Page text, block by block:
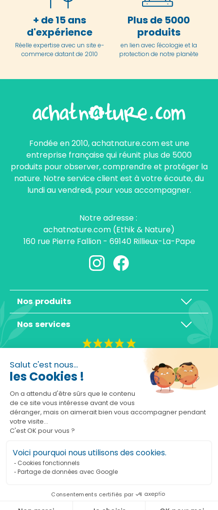
Salut c'est nous...
les Cookies !
On a attendu d'être sûrs que le contenu
de ce site vous intéresse avant de vous
déranger, mais on aimerait bien vous accompagner pendant
votre visite...
C'est OK pour vous ?
Voici pourquoi nous utilisons des cookies.
Cookies fonctionnels
Partage de données avec Google
Consentements certifiés parAjouter au panier
+ de 15 ans
d'expérience
Réelle expertise avec un site e-
commerce datant de 2010
Plus de 5000
produits
en lien avec l'écologie et la
protection de notre planète
Fondée en 2010, achatnature.com est une
entreprise française qui réunit plus de 5000
produits pour observer, comprendre et protéger la
nature. Notre service client est à votre écoute, du
lundi au vendredi, pour vous accompagner.
Notre adresse :
achatnature.com (Ethik & Nature)
160 rue Pierre Fallion - 69140 Rillieux-La-Pape
Nos produits
Nos services
Marchand approuvé par la Société des Avis Garantis,
cliquez ici pour vérifier